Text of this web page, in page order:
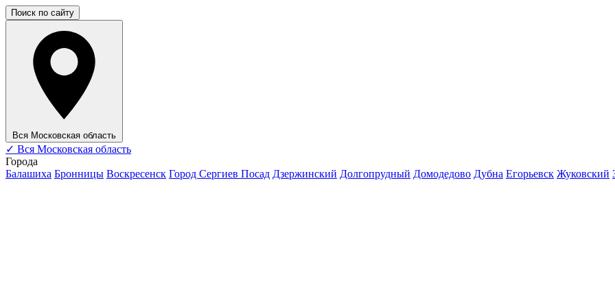
Поиск по сайту
Вся Московская область
✓ Вся Московская область
Города
Балашиха Бронницы Воскресенск Город Сергиев Посад Дзержинский Долгопрудный Домодедово Дубна Егорьевск Жуковский